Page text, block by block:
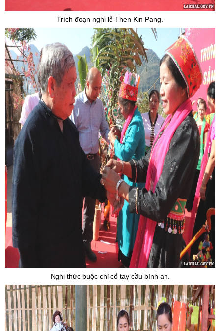
Trích đoạn nghi lễ Then Kin Pang.
Nghi thức buộc chỉ cổ tay cầu bình an.